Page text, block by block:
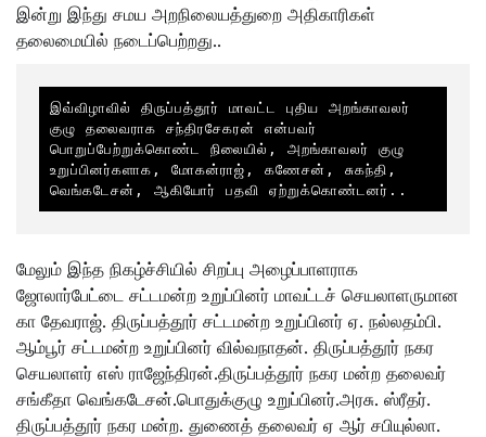
இன்று இந்து சமய அறநிலையத்துறை அதிகாரிகள்
தலைமையில் நடைப்பெற்றது..
இவ்விழாவில் திருப்பத்தூர் மாவட்ட புதிய அறங்காவலர்
குழு தலைவராக சந்திரசேகரன் என்பவர்
பொறுப்பேற்றுக்கொண்ட நிலையில், அறங்காவலர் குழு
உறுப்பினர்களாக, மோகன்ராஜ், கணேசன், சுகந்தி,
வெங்கடேசன், ஆகியோர் பதவி ஏற்றுக்கொண்டனர்..
மேலும் இந்த நிகழ்ச்சியில் சிறப்பு அழைப்பாளராக
ஜோலார்பேட்டை சட்டமன்ற உறுப்பினர் மாவட்டச் செயலாளருமான
கா தேவராஜ். திருப்பத்தூர் சட்டமன்ற உறுப்பினர் ஏ. நல்லதம்பி.
ஆம்பூர் சட்டமன்ற உறுப்பினர் வில்வநாதன். திருப்பத்தூர் நகர
செயலாளர் எஸ் ராஜேந்திரன்.திருப்பத்தூர் நகர மன்ற தலைவர்
சங்கீதா வெங்கடேசன்.பொதுக்குழு உறுப்பினர்.அரசு. ஸ்ரீதர்.
திருப்பத்தூர் நகர மன்ற. துணைத் தலைவர் ஏ ஆர் சபியுல்லா.